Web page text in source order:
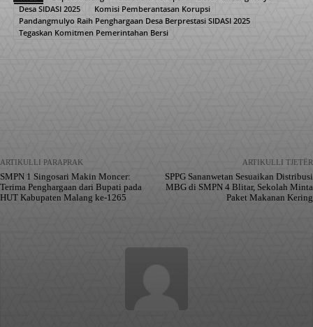
Desa SIDASI 2025
Komisi Pemberantasan Korupsi
Pandangmulyo Raih Penghargaan Desa Berprestasi SIDASI 2025
Tegaskan Komitmen Pemerintahan Bersi
ARTIKULLI PARAPRAK
SMPN 1 Singosari Makin Moncer:
Terima Penghargaan dari Bupati pada
HUT Kabupaten Malang ke-1265
ARTIKULLI TJETËR
SPPG Sananwetan Sesuaikan Distribusi
MBG di SMPN 4 Blitar, Sekolah Minta
Paket Makanan Kering